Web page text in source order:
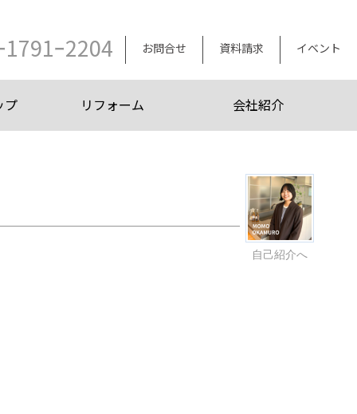
ｰ2204 お問合せ 資料請求 イベント
プ リフォーム 会社紹介
自己紹介へ